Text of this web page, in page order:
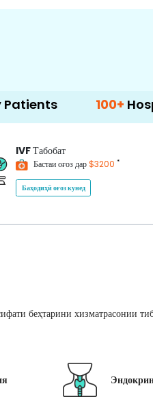
100+ Hospitals &
IVFТабобат
Бастаи оғоз дар$3200 *
Баҳодиҳӣ оғоз кунед
беҳтарини хизматрасонии